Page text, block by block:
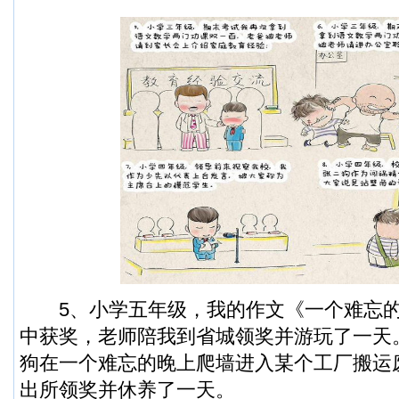
5、小学五年级，我的作文《一个难忘
中获奖，老师陪我到省城领奖并游玩了一
狗在一个难忘的晚上爬墙进入某个工厂搬
出所领奖并休养了一天。